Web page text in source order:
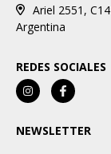
Ariel 2551,
Argentina
REDES SOCIALES
NEWSLETTER